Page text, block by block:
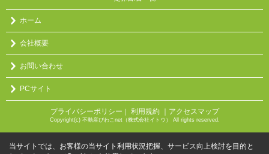
ホーム
会社概要
お問い合わせ
PCサイト
プライバシーポリシー ｜ 利用規約 ｜アクセスマップ
Copyright(c) 不動産びわこnet（株式会社イトウ） All rights reserved.
当サイトでは、お客様の当サイト利用状況把握、サービス向上検討を目的と